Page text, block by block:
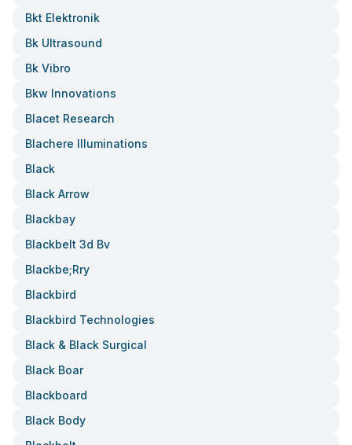
Bkt Elektronik
Bk Ultrasound
Bk Vibro
Bkw Innovations
Blacet Research
Blachere Illuminations
Black
Black Arrow
Blackbay
Blackbelt 3d Bv
Blackbe;rry
Blackbird
Blackbird Technologies
Black & Black Surgical
Black Boar
Blackboard
Black Body